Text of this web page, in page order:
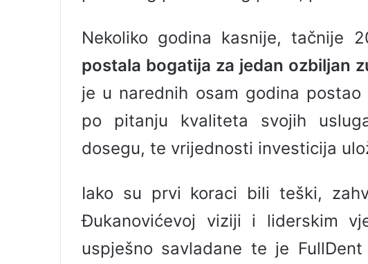
Nekoliko godina kasnije, tačnije
postala bogatija za jedan ozbiljan
je u narednih osam godina
po pitanju kvaliteta svojih
dosegu, te vrijednosti investicija
Iako su prvi koraci bili teški,
Đukanovićevoj viziji i liderskim
uspješno savladane te je